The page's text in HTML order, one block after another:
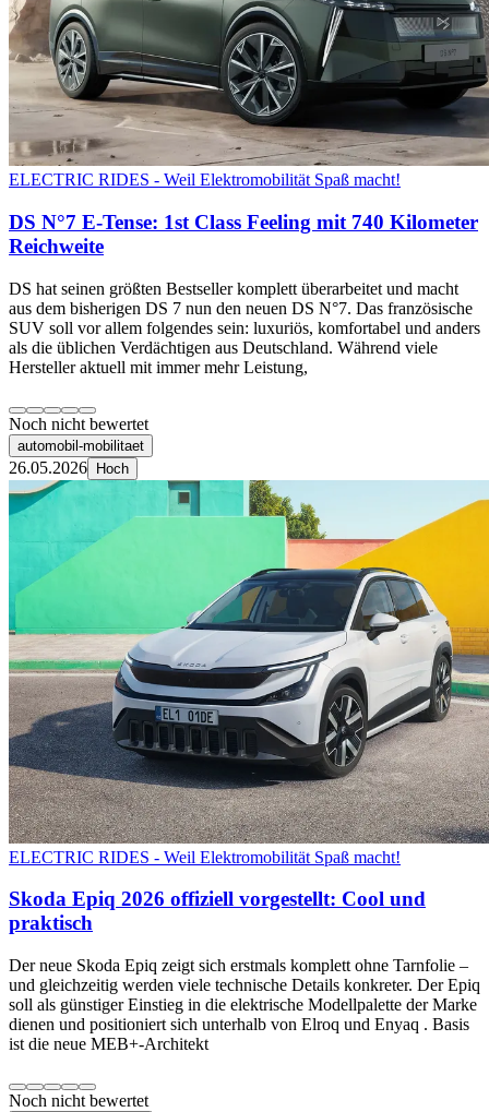
ELECTRIC RIDES - Weil Elektromobilität Spaß macht!
DS N°7 E-Tense: 1st Class Feeling mit 740 Kilometer
Reichweite
DS hat seinen größten Bestseller komplett überarbeitet und macht
aus dem bisherigen DS 7 nun den neuen DS N°7. Das französische
SUV soll vor allem folgendes sein: luxuriös, komfortabel und anders
als die üblichen Verdächtigen aus Deutschland. Während viele
Hersteller aktuell mit immer mehr Leistung,
Noch nicht bewertet
automobil-mobilitaet
26.05.2026 Hoch
ELECTRIC RIDES - Weil Elektromobilität Spaß macht!
Skoda Epiq 2026 offiziell vorgestellt: Cool und
praktisch
Der neue Skoda Epiq zeigt sich erstmals komplett ohne Tarnfolie –
und gleichzeitig werden viele technische Details konkreter. Der Epiq
soll als günstiger Einstieg in die elektrische Modellpalette der Marke
dienen und positioniert sich unterhalb von Elroq und Enyaq . Basis
ist die neue MEB+-Architekt
Noch nicht bewertet